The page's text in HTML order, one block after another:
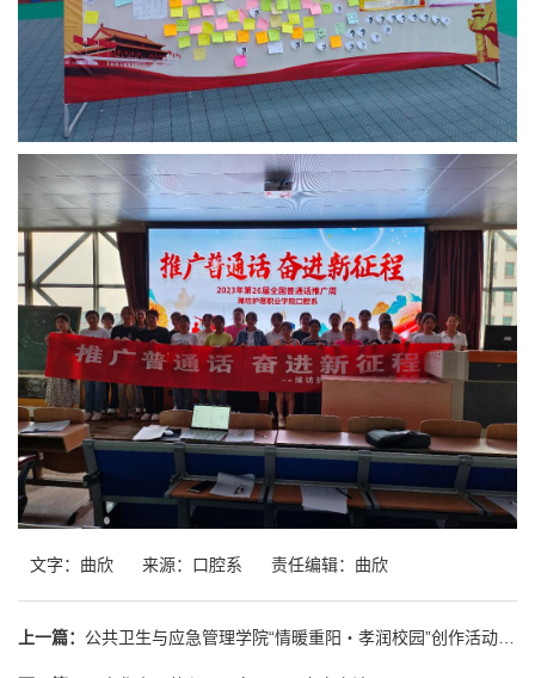
文字：曲欣 来源：口腔系 责任编辑：曲欣
上一篇： 公共卫生与应急管理学院“情暖重阳・孝润校园”创作活动落幕